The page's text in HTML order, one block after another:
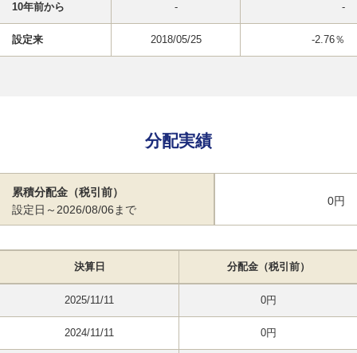
10年前から - -
設定来 2018/05/25 -2.76％
分配実績
累積分配金（税引前）
設定日～2026/08/06まで
0円
決算日 分配金（税引前）
2025/11/11 0円
2024/11/11 0円